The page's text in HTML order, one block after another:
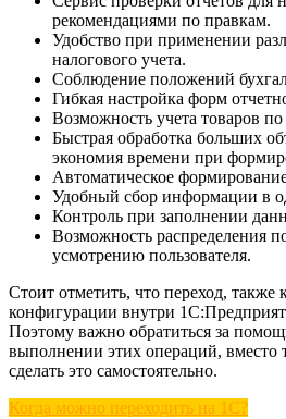
рекомендациями по правкам.
Удобство при применении
налогового учета.
Соблюдение положений
Гибкая настройка форм
Возможность учета товаров
Быстрая обработка больших
экономия времени при
Автоматическое
Удобный сбор информации в
Контроль при заполнении
Возможность распределения
усмотрению пользователя.
Стоит отметить, что переход, также
конфигурации внутри
Поэтому важно обратиться за
выполнении этих операций, вместо
сделать это самостоятельно.
Когда можно переходить на 1С?